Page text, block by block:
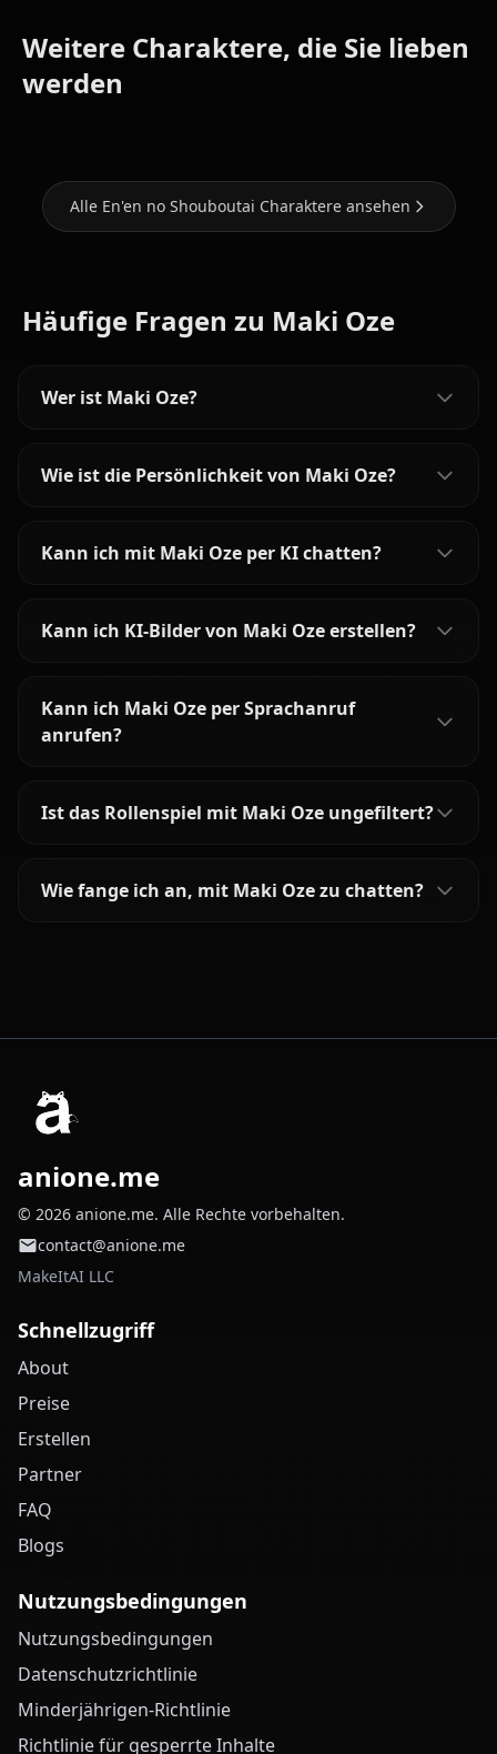
Weitere Charaktere, die Sie lieben
werden
Tamaki
Zero Two
Alle En'en no Shouboutai Charaktere ansehen
Häufige Fragen zu Maki Oze
Wer ist Maki Oze?
Wie ist die Persönlichkeit von Maki Oze?
Kann ich mit Maki Oze per KI chatten?
Kann ich KI-Bilder von Maki Oze erstellen?
Kann ich Maki Oze per Sprachanruf
anrufen?
Ist das Rollenspiel mit Maki Oze ungefiltert?
Wie fange ich an, mit Maki Oze zu chatten?
anione.me
© 2026 anione.me. Alle Rechte vorbehalten.
contact@anione.me
MakeItAI LLC
Schnellzugriff
About
Preise
Erstellen
Partner
FAQ
Blogs
Nutzungsbedingungen
Nutzungsbedingungen
Datenschutzrichtlinie
Minderjährigen-Richtlinie
Richtlinie für gesperrte Inhalte